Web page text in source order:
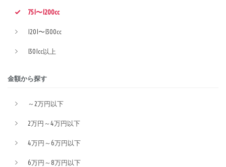
751〜1200cc
1201〜1300cc
1301cc以上
金額から探す
～2万円以下
2万円～4万円以下
4万円～6万円以下
6万円～8万円以下